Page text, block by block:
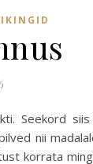
Seekord siis
nii
korrata